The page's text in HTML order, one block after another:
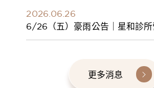
2026.06.26
6/26（五）豪雨公告｜星和診所
更多消息